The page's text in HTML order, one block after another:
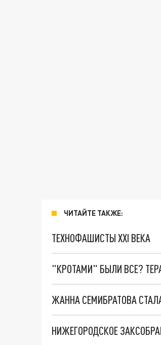
ЧИТАЙТЕ ТАКЖЕ:
ТЕХНОФАШИСТЫ XXI ВЕКА
"КРОТАМИ" БЫЛИ ВСЕ?
ЖАННА СЕМИБРАТОВА
НИЖЕГОРОДСКОЕ